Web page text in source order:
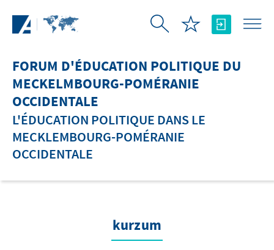
FORUM D'ÉDUCATION POLITIQUE DU
MECKELMBOURG-POMÉRANIE
OCCIDENTALE
L'ÉDUCATION POLITIQUE DANS LE
MECKLEMBOURG-POMÉRANIE
OCCIDENTALE
kurzum